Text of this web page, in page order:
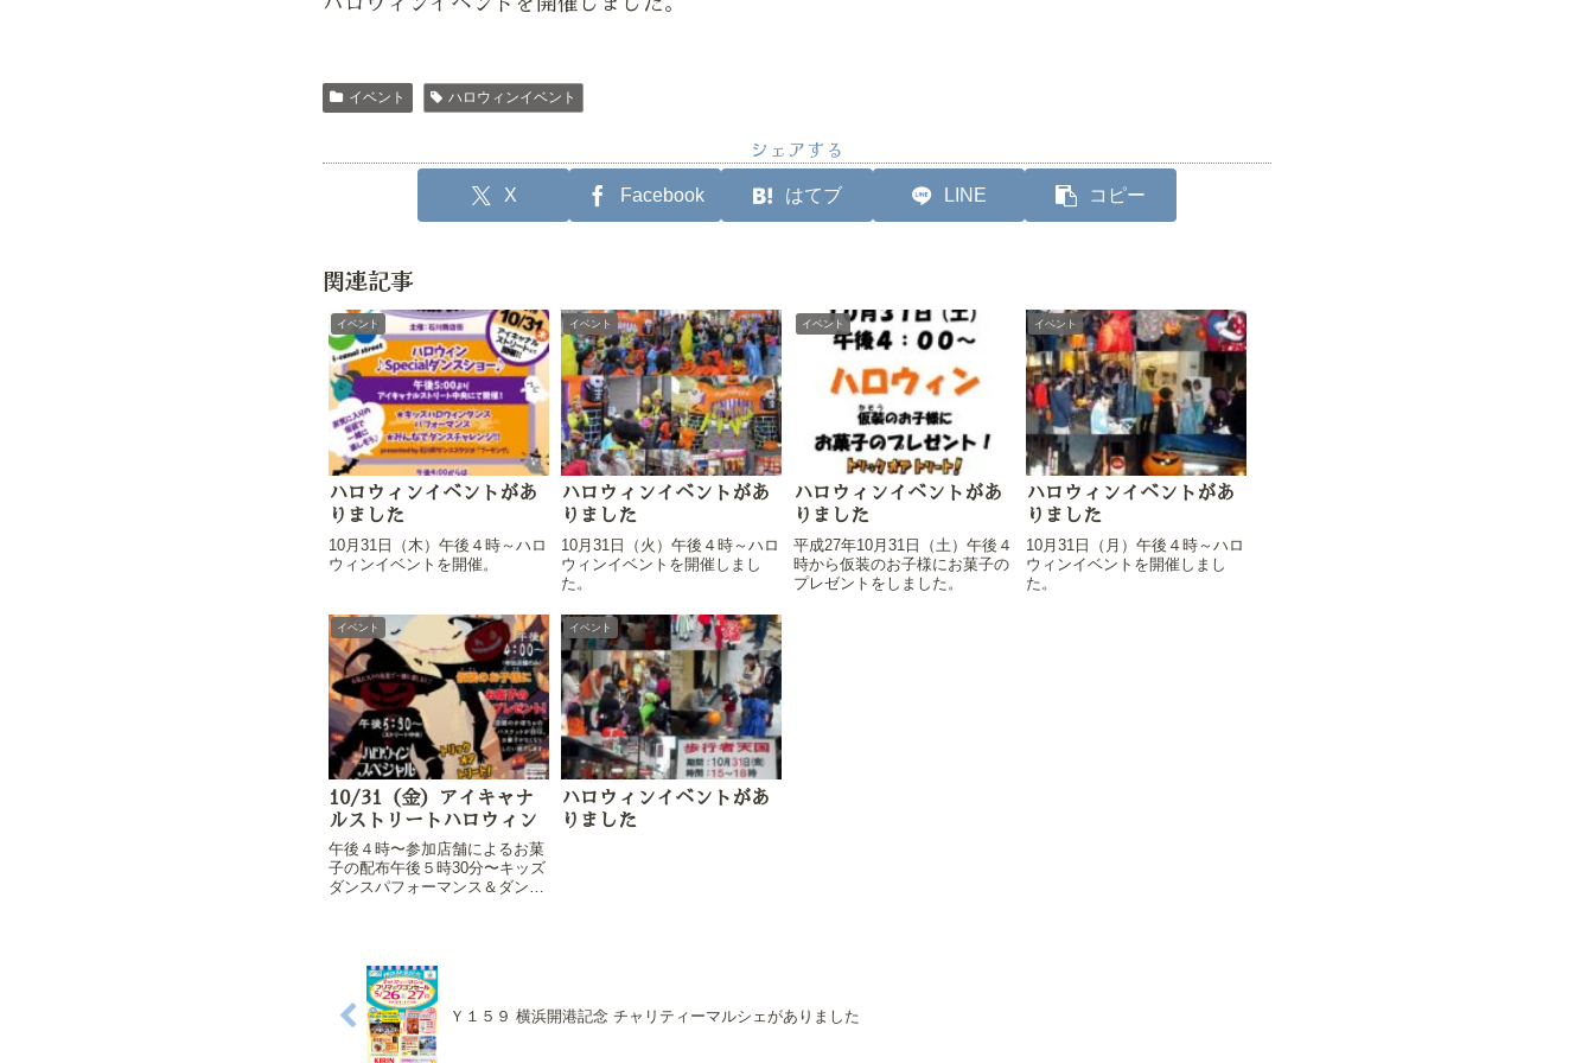
イベント ハロウィンイベント
シェアする
X Facebook はてブ LINE コピー
関連記事
イベント
ハロウィンイベントがあ
りました
10月31日（木）午後４時～ハロ
ウィンイベントを開催。
イベント
ハロウィンイベントがあ
りました
10月31日（火）午後４時～ハロ
ウィンイベントを開催しまし
た。
イベント
ハロウィンイベントがあ
りました
平成27年10月31日（土）午後４
時から仮装のお子様にお菓子の
プレゼントをしました。
イベント
ハロウィンイベントがあ
りました
10月31日（月）午後４時～ハロ
ウィンイベントを開催しまし
た。
イベント
10/31（金）アイキャナ
ルストリートハロウィン
午後４時〜参加店舗によるお菓
子の配布午後５時30分〜キッズ
ダンスパフォーマンス＆ダンス
トハロウィンについて】スペシ
ャルダンスショーは雨天が予想
されるので...
イベント
ハロウィンイベントがあ
りました
Ｙ１５９ 横浜開港記念 チャリティーマルシェがありました